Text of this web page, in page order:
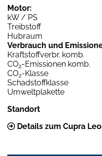
Motor:
kW / PS
Treibstoff
Hubraum
Verbrauch und
Kraftstoffverbr. komb.
CO2-Emissionen komb.
CO2-Klasse
Schadstoffklasse
Umweltplakette
Standort
Details zum Cupra